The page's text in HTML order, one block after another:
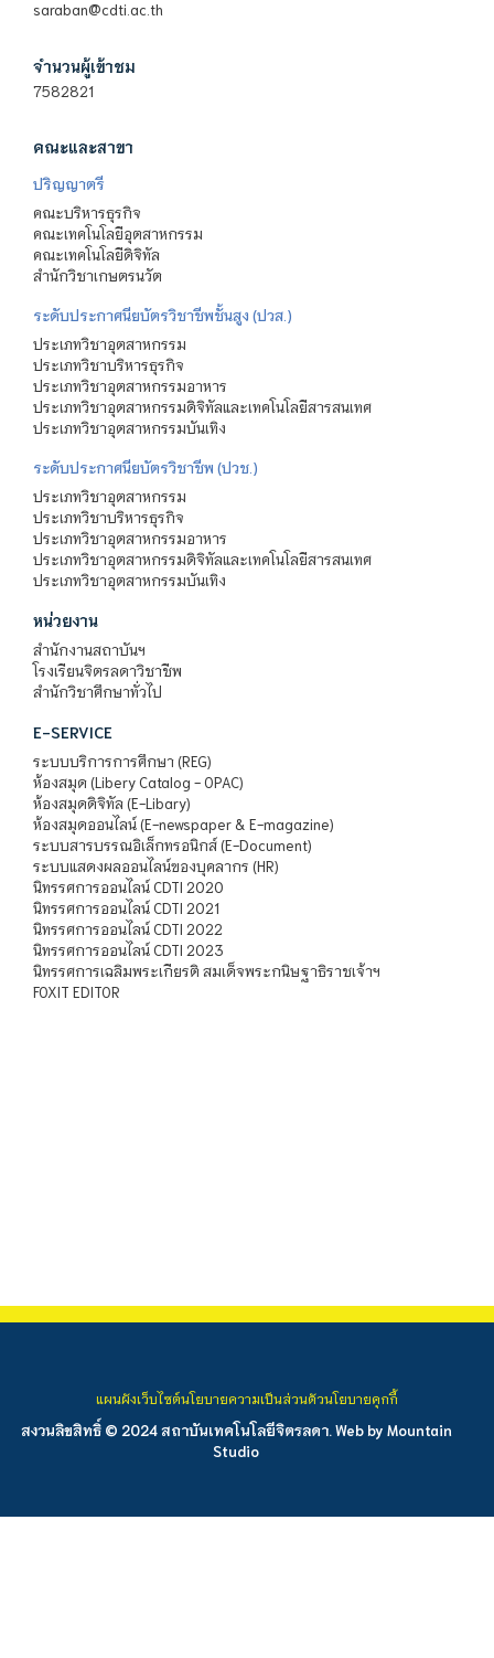
saraban@cdti.ac.th
จำนวนผู้เข้าชม
7582821
คณะและสาขา
ปริญญาตรี
คณะบริหารธุรกิจ
คณะเทคโนโลยีอุตสาหกรรม
คณะเทคโนโลยีดิจิทัล
สำนักวิชาเกษตรนวัต
ระดับประกาศนียบัตรวิชาชีพชั้นสูง (ปวส.)
ประเภทวิชาอุตสาหกรรม
ประเภทวิชาบริหารธุรกิจ
ประเภทวิชาอุตสาหกรรมอาหาร
ประเภทวิชาอุตสาหกรรมดิจิทัลและเทคโนโลยีสารสนเทศ
ประเภทวิชาอุตสาหกรรมบันเทิง
ระดับประกาศนียบัตรวิชาชีพ (ปวช.)
ประเภทวิชาอุตสาหกรรม
ประเภทวิชาบริหารธุรกิจ
ประเภทวิชาอุตสาหกรรมอาหาร
ประเภทวิชาอุตสาหกรรมดิจิทัลและเทคโนโลยีสารสนเทศ
ประเภทวิชาอุตสาหกรรมบันเทิง
หน่วยงาน
สำนักงานสถาบันฯ
โรงเรียนจิตรลดาวิชาชีพ
สำนักวิชาศึกษาทั่วไป
E-SERVICE
ระบบบริการการศึกษา (REG)
ห้องสมุด (Libery Catalog - OPAC)
ห้องสมุดดิจิทัล (E-Libary)
ห้องสมุดออนไลน์ (E-newspaper & E-magazine)
ระบบสารบรรณอิเล็กทรอนิกส์ (E-Document)
ระบบแสดงผลออนไลน์ของบุคลากร (HR)
นิทรรศการออนไลน์ CDTI 2020
นิทรรศการออนไลน์ CDTI 2021
นิทรรศการออนไลน์ CDTI 2022
นิทรรศการออนไลน์ CDTI 2023
นิทรรศการเฉลิมพระเกียรติ สมเด็จพระกนิษฐาธิราชเจ้าฯ
FOXIT EDITOR
สงวนลิขสิทธิ์ © 2024 สถาบันเทคโนโลยีจิตรลดา. Web by Mountain
Studio
แผนผังเว็บไซต์นโยบายความเป็นส่วนตัวนโยบายคุกกี้